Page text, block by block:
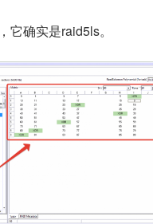
确实是raid5ls。